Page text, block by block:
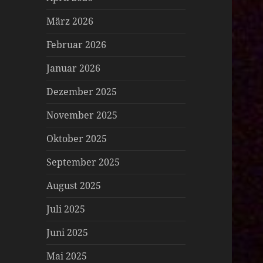
März 2026
Februar 2026
Januar 2026
Dezember 2025
November 2025
Oktober 2025
September 2025
August 2025
Juli 2025
Juni 2025
Mai 2025